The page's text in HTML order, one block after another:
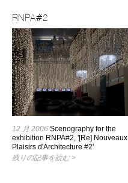
RNPA#2
12 月 2006 Scenography for the
exhibition RNPA#2, '[Re] Nouveaux
Plaisirs d'Architecture #2'
残りの記事を読む >